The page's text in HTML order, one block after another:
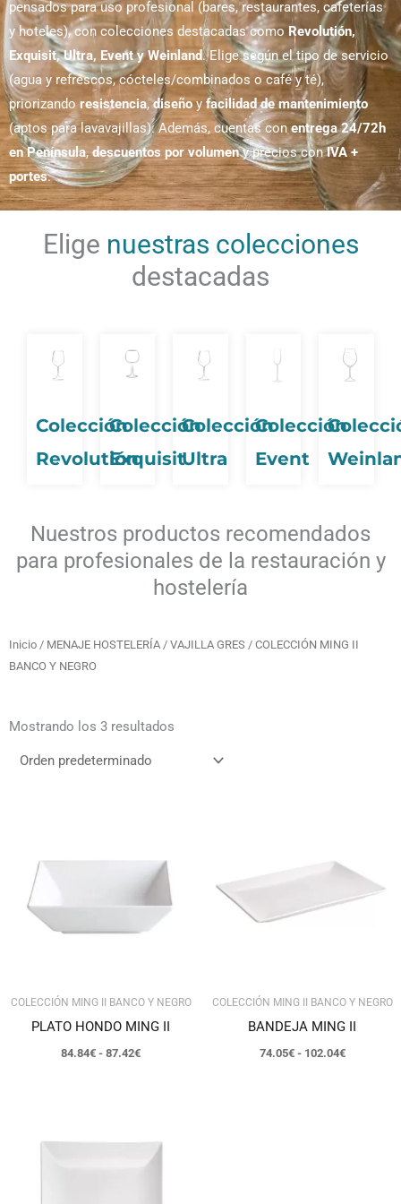
pensados para uso profesional (bares, restaurantes, cafeterías
y hoteles), con colecciones destacadas como Revolutión,
Exquisit, Ultra, Event y Weinland. Elige según el tipo de servicio
(agua y refrescos, cócteles/combinados o café y té),
priorizandoresistencia,diseñoyfacilidad de mantenimiento
(aptos para lavavajillas). Además, cuentas conentrega 24/72h
en Península,descuentos por volumeny precios conIVA +
portes.
Elige nuestras colecciones
destacadas
Colección
Revolutión
Colección
Exquisit
Colección
Ultra
Colección
Event
Nuestros productos recomendados
para profesionales de la restauración y
hostelería
Inicio / MENAJE HOSTELERÍA / VAJILLA GRES / COLECCIÓN MING II
BANCO Y NEGRO
Mostrando los 3 resultados
COLECCIÓN MING II BANCO Y NEGRO
PLATO HONDO MING II
84.84€ - 87.42€
84.84€
hasta
87.42€
COLECCIÓN MING II BANCO Y NEGRO
BANDEJA MING II
74.05€ - 102.04€
74.05€
hasta
102.04€
precios:
desde